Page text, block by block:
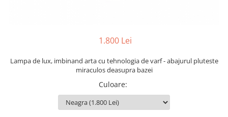
1.800 Lei
Lampa de lux, imbinand arta cu tehnologia de varf - abajurul pluteste
miraculos deasupra bazei
Culoare: